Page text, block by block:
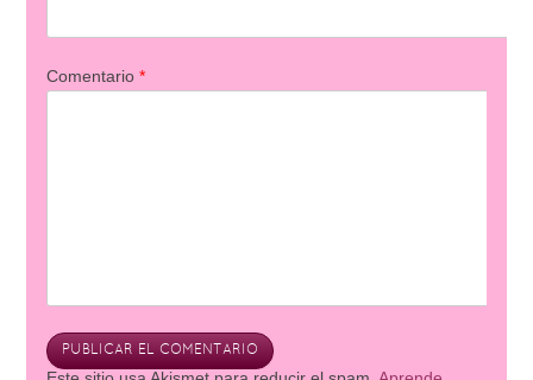
Comentario *